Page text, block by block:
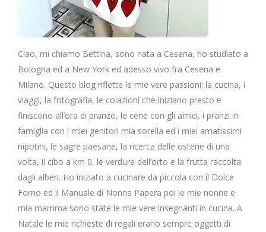
Ciao, mi chiamo Bettina, sono nata a Cesena, ho studiato a
Bologna ed a New York ed adesso vivo fra Cesena e
Milano. Questo blog riflette le mie vere passioni: la cucina, i
viaggi, la fotografia, le colazioni che iniziano presto e
finiscono all’ora di pranzo, le cene con gli amici, i pranzi in
famiglia con i miei genitori mia sorella ed i miei amatissimi
nipotini, le sagre paesane, la ricerca delle osterie di una
volta, il cibo a km 0, le verdure dell’orto e la frutta raccolta
dagli alberi. Ho iniziato a cucinare da piccola con il Dolce
Forno ed il Manuale di Nonna Papera poi le mie nonne e
mia mamma sono state le mie vere insegnanti in cucina. A
Natale le mie richieste di regali erano sempre oggetti di